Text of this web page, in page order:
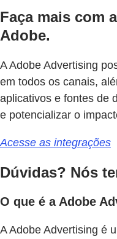
Faça mais com
Adobe.
A Adobe Advertising
em todos os canais,
aplicativos e fontes de
e potencializar o
Acesse as integrações
Dúvidas? Nós
O que é a Adobe
A Adobe Advertising é